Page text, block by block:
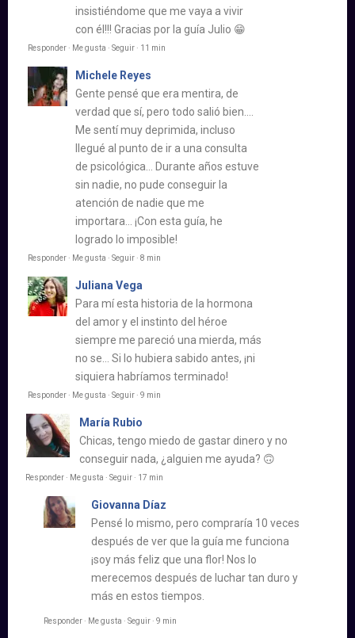
insistiéndome que me vaya a vivir
con él!!! Gracias por la guía Julio 😁
Responder · Me gusta · Seguir · 11 min
Michele Reyes
Gente pensé que era mentira, de
verdad que sí, pero todo salió bien….
Me sentí muy deprimida, incluso
llegué al punto de ir a una consulta
de psicológica… Durante años estuve
sin nadie, no pude conseguir la
atención de nadie que me
importara… ¡Con esta guía, he
logrado lo imposible!
Responder · Me gusta · Seguir · 8 min
Juliana Vega
Para mí esta historia de la hormona
del amor y el instinto del héroe
siempre me pareció una mierda, más
no se… Si lo hubiera sabido antes, ¡ni
siquiera habríamos terminado!
Responder · Me gusta · Seguir · 9 min
María Rubio
Chicas, tengo miedo de gastar dinero y no
conseguir nada, ¿alguien me ayuda? 🙃
Responder · Me gusta · Seguir · 17 min
Giovanna Díaz
Pensé lo mismo, pero compraría 10 veces
después de ver que la guía me funciona
¡soy más feliz que una flor! Nos lo
merecemos después de luchar tan duro y
más en estos tiempos.
Responder · Me gusta · Seguir · 9 min